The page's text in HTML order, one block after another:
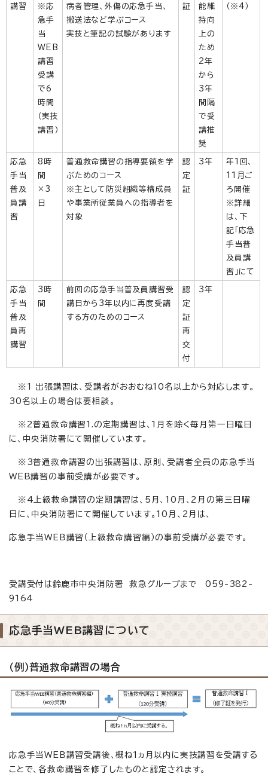
講習
※応
急手
当
WEB
講習
受講
で6
時間
（実技
講習）
病者管理、外傷の応急手当、
搬送法など学ぶコース
実技と筆記の試験があります
証
能維
持向
上の
ため
2年
から
3年
間隔
で受
講推
奨
（※4）
応急
手当
普及
員講
習
8時
間
×3
日
普通救命講習の指導要領を学
ぶためのコース
※主として防災組織等構成員
や事業所従業員への指導者を
対象
認
定
証
3年
年1回、
11月ご
ろ開催
※詳細
は、下
記「応急
手当普
及員講
習」にて
応急
手当
普及
員再
講習
3時
間
前回の応急手当普及員講習受
講日から3年以内に再度受講
する方のためのコース
認
定
証
再
交
付
3年
※1 出張講習は、受講者がおおむね10名以上から対応します。
30名以上の場合は要相談。
※2普通救命講習1.の定期講習は、1月を除く毎月第一日曜日
に、中央消防署にて開催しています。
※3普通救命講習の出張講習は、原則、受講者全員の応急手当
WEB講習の事前受講が必要です。
※4上級救命講習の定期講習は、5月、10月、2月の第三日曜
日に、中央消防署にて開催しています。10月、2月は、
応急手当WEB講習（上級救命講習編）の事前受講が必要です。
受講受付は鈴鹿市中央消防署 救急グループまで 059-382-
9164
応急手当WEB講習について
（例）普通救命講習の場合
応急手当WEB講習受講後、概ね1ヵ月以内に実技講習を受講する
ことで、各救命講習を修了したものと認定されます。